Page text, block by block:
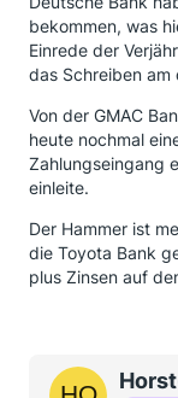
bekommen, was
Einrede der
das Schreiben
Von der GMAC
heute nochmal
Zahlungseingang
einleite.
Der Hammer ist
die Toyota Bank
plus Zinsen auf